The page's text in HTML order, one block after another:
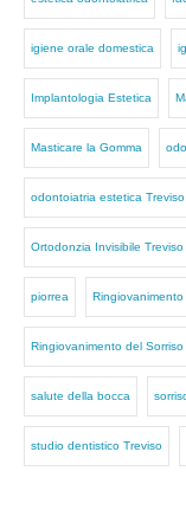
igiene orale domestica
Implantologia Estetica
Masticare la Gomma
odontoiatria estetica Treviso
Ortodonzia Invisibile Treviso
piorrea
Ringiovanimento del Sorriso
salute della bocca
studio dentistico Treviso